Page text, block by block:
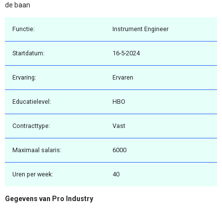
de baan
Functie: Instrument Engineer
Startdatum: 16-5-2024
Ervaring: Ervaren
Educatielevel: HBO
Contracttype: Vast
Maximaal salaris: 6000
Uren per week: 40
Gegevens van Pro Industry